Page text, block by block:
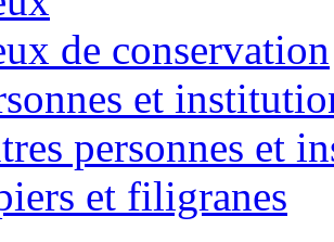
de conservation
et
personnes et
et filigranes